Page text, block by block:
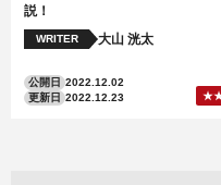
説！
WRITER 大山 洸太
公開日 2022.12.02
更新日 2022.12.23